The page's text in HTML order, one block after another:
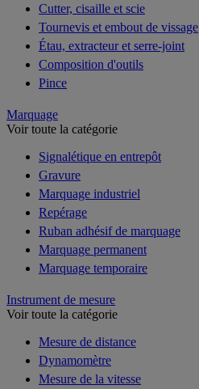
Cutter, cisaille et scie
Tournevis et embout de vissage
Étau, extracteur et serre-joint
Composition d'outils
Pince
Marquage
Voir toute la catégorie
Signalétique en entrepôt
Gravure
Marquage industriel
Repérage
Ruban adhésif de marquage
Marquage permanent
Marquage temporaire
Instrument de mesure
Voir toute la catégorie
Mesure de distance
Dynamomètre
Mesure de la vitesse